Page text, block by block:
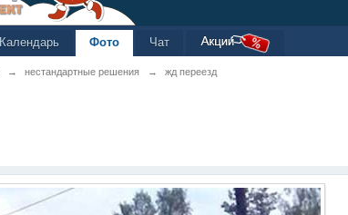
Календарь Фото Чат
→ нестандартные решения → жд переезд